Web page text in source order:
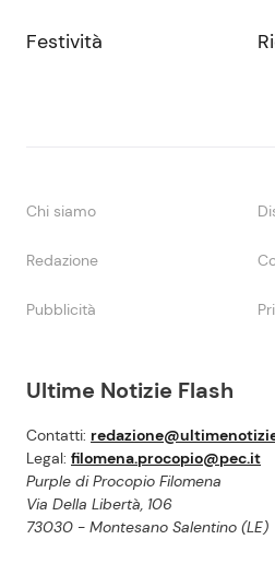
Ultime Notizie Flash
Contatti:
Legal: filomena.procopio@pec.it
Purple di Procopio Filomena
Via Della Libertà, 106
73030 - Montesano Salentino (LE)
Festività
Chi siamo
Redazione
Pubblicità